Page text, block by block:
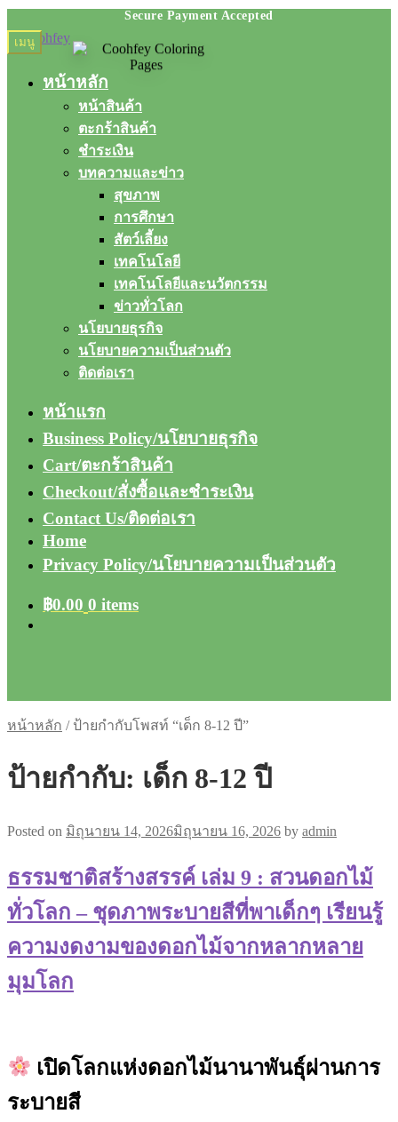
Skip
to
Skip
to
เมนู
หน้าหลัก
หน้าสินค้า
ตะกร้าสินค้า
ชำระเงิน
บทความและข่าว
สุขภาพ
การศึกษา
สัตว์เลี้ยง
เทคโนโลยี
เทคโนโลยีและนวัตกรรม
ข่าวทั่วโลก
นโยบายธุรกิจ
นโยบายความเป็นส่วนตัว
ติดต่อเรา
หน้าแรก
Business Policy/นโยบายธุรกิจ
Cart/ตะกร้าสินค้า
Checkout/สั่งซื้อและชำระเงิน
Contact Us/ติดต่อเรา
Home
Privacy Policy/นโยบายความเป็นส่วนตัว
฿0.00 0 items
หน้าหลัก / ป้ายกำกับโพสท์ “เด็ก 8-12 ปี”
ป้ายกำกับ: เด็ก 8-12 ปี
Posted on มิถุนายน 14, 2026มิถุนายน 16, 2026 by admin
ธรรมชาติสร้างสรรค์ เล่ม 9 : สวนดอกไม้
ทั่วโลก – ชุดภาพระบายสีที่พาเด็กๆ เรียนรู้
ความงดงามของดอกไม้จากหลากหลาย
มุมโลก
เปิดโลกแห่งดอกไม้นานาพันธุ์ผ่านการ
ระบายสี